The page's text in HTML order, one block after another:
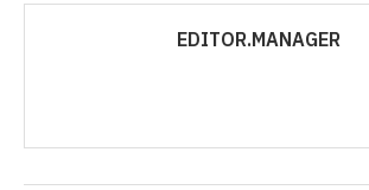
EDITOR.MANAGER